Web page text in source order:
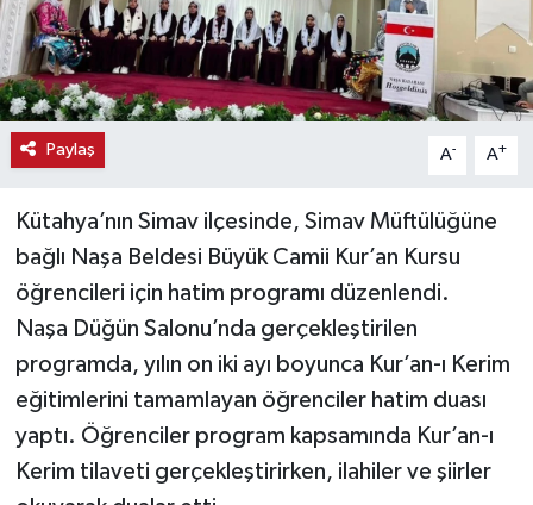
Paylaş A- A+
Kütahya’nın Simav ilçesinde, Simav Müftülüğüne
bağlı Naşa Beldesi Büyük Camii Kur’an Kursu
öğrencileri için hatim programı düzenlendi.
Naşa Düğün Salonu’nda gerçekleştirilen
programda, yılın on iki ayı boyunca Kur’an-ı Kerim
eğitimlerini tamamlayan öğrenciler hatim duası
yaptı. Öğrenciler program kapsamında Kur’an-ı
Kerim tilaveti gerçekleştirirken, ilahiler ve şiirler
Kültür-Sanat
Magazin
Resmi İlanlar
Sağlık
Seri İlan
Siyaset
Spor
Teknoloji